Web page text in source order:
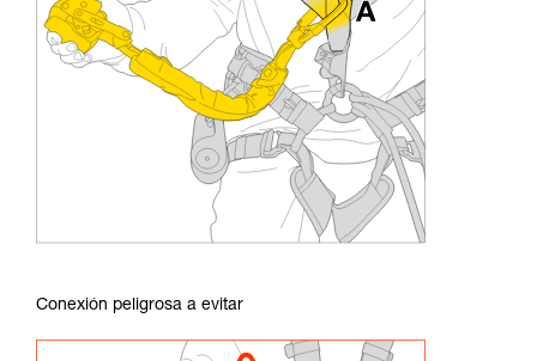
Conexión peligrosa a evitar